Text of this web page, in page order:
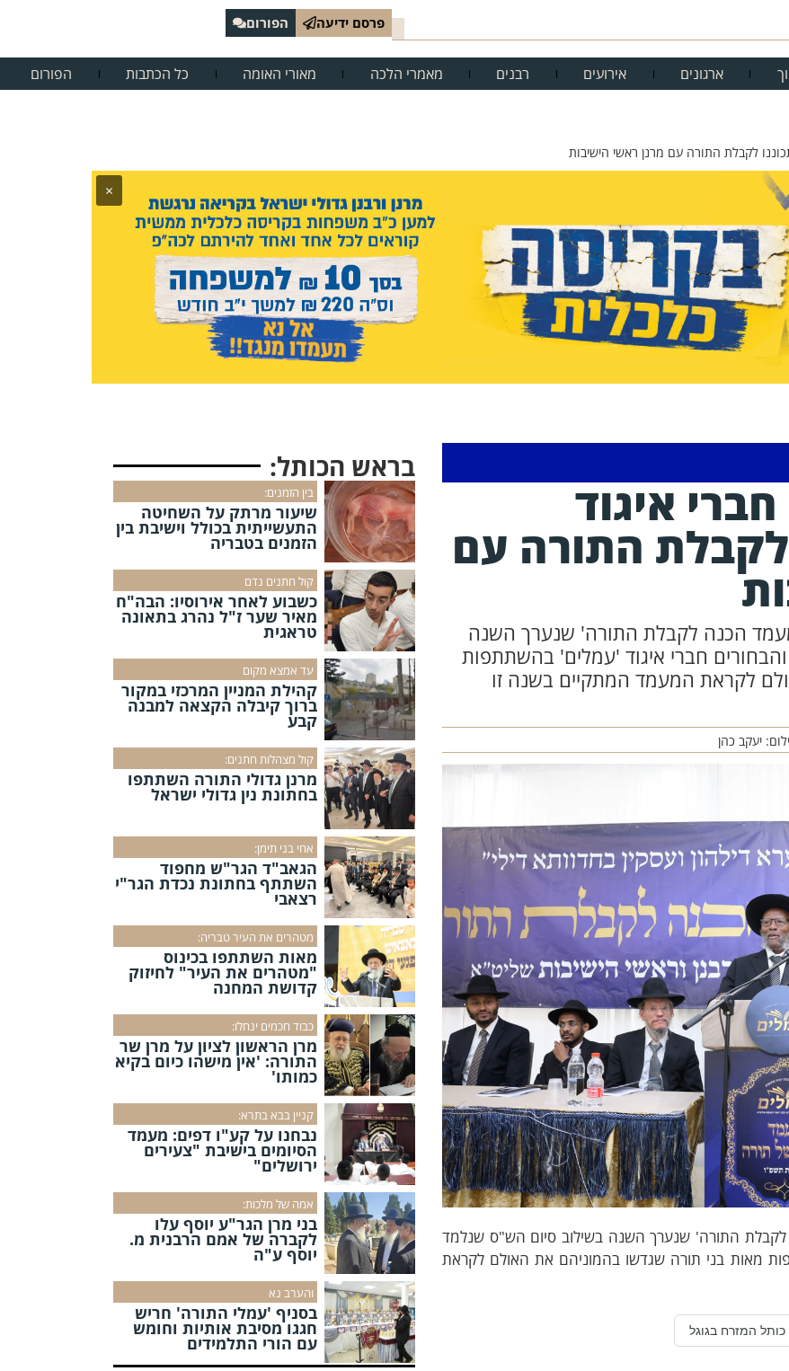
פרסם ידיעה הפורום
ארגונים אירועים רבנים מאמרי הלכה מאורי האומה כל הכתבות הפורום
לקבלת התורה עם מרנן ראשי הישיבות
×
איגוד
התורה עם
הכנה לקבלת התורה' שנערך השנה
חברי איגוד 'עמלים' בהשתתפות
לקראת המעמד המתקיים בשנה זו
יעקב כהן
התורה' שנערך השנה בשילוב סיום הש"ס שנלמד
מאות בני תורה שגדשו בהמוניהם את האולם לקראת
המזרח בגוגל
בראש הכותל:
בין הזמנים:
שיעור מרתק על השחיטה
התעשייתית בכולל וישיבת בין
הזמנים בטבריה
קול חתנים נדם
כשבוע לאחר אירוסיו: הבה"ח
מאיר שער ז"ל נהרג בתאונה
טראגית
עד אמצא מקום
קהילת המניין המרכזי במקור
ברוך קיבלה הקצאה למבנה
קבע
קול מצהלות חתנים:
מרנן גדולי התורה השתתפו
בחתונת נין גדולי ישראל
אחי בני תימן:
הגאב"ד הגר"ש מחפוד
השתתף בחתונת נכדת הגר"י
רצאבי
מטהרים את העיר טבריה:
מאות השתתפו בכינוס
"מטהרים את העיר" לחיזוק
קדושת המחנה
כבוד חכמים ינחלו:
מרן הראשון לציון על מרן שר
התורה: 'אין מישהו כיום בקיא
כמותו'
קניין בבא בתרא:
נבחנו על קע"ו דפים: מעמד
הסיומים בישיבת "צעירים
ירושלים"
אמה של מלכות:
בני מרן הגר"ע יוסף עלו
לקברה של אמם הרבנית מ.
יוסף ע"ה
והערב נא
בסניף 'עמלי התורה' חריש
חגגו מסיבת אותיות וחומש
עם הורי התלמידים